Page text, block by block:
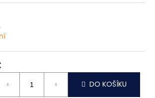
DO KOŠÍKU